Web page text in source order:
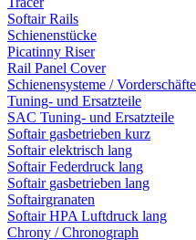
Softair Rails
Schienenstücke
Picatinny Riser
Rail Panel Cover
Schienensysteme / Vorderschäfte
Tuning- und Ersatzteile
SAC Tuning- und Ersatzteile
Softair gasbetrieben kurz
Softair elektrisch lang
Softair Federdruck lang
Softair gasbetrieben lang
Softairgranaten
Softair HPA Luftdruck lang
Chrony / Chronograph